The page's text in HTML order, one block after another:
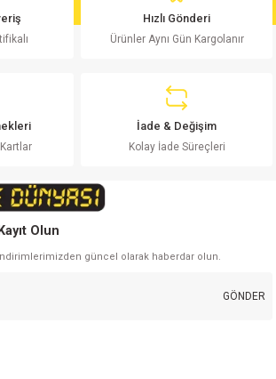
bulunuyor.
Gönder
Hızlı Gönderi
Ürünler Aynı Gün Kargolanır
İade & Değişim
Kolay İade Süreçleri
Olun
indirimlerimizden güncel olarak haberdar olun.
GÖNDER